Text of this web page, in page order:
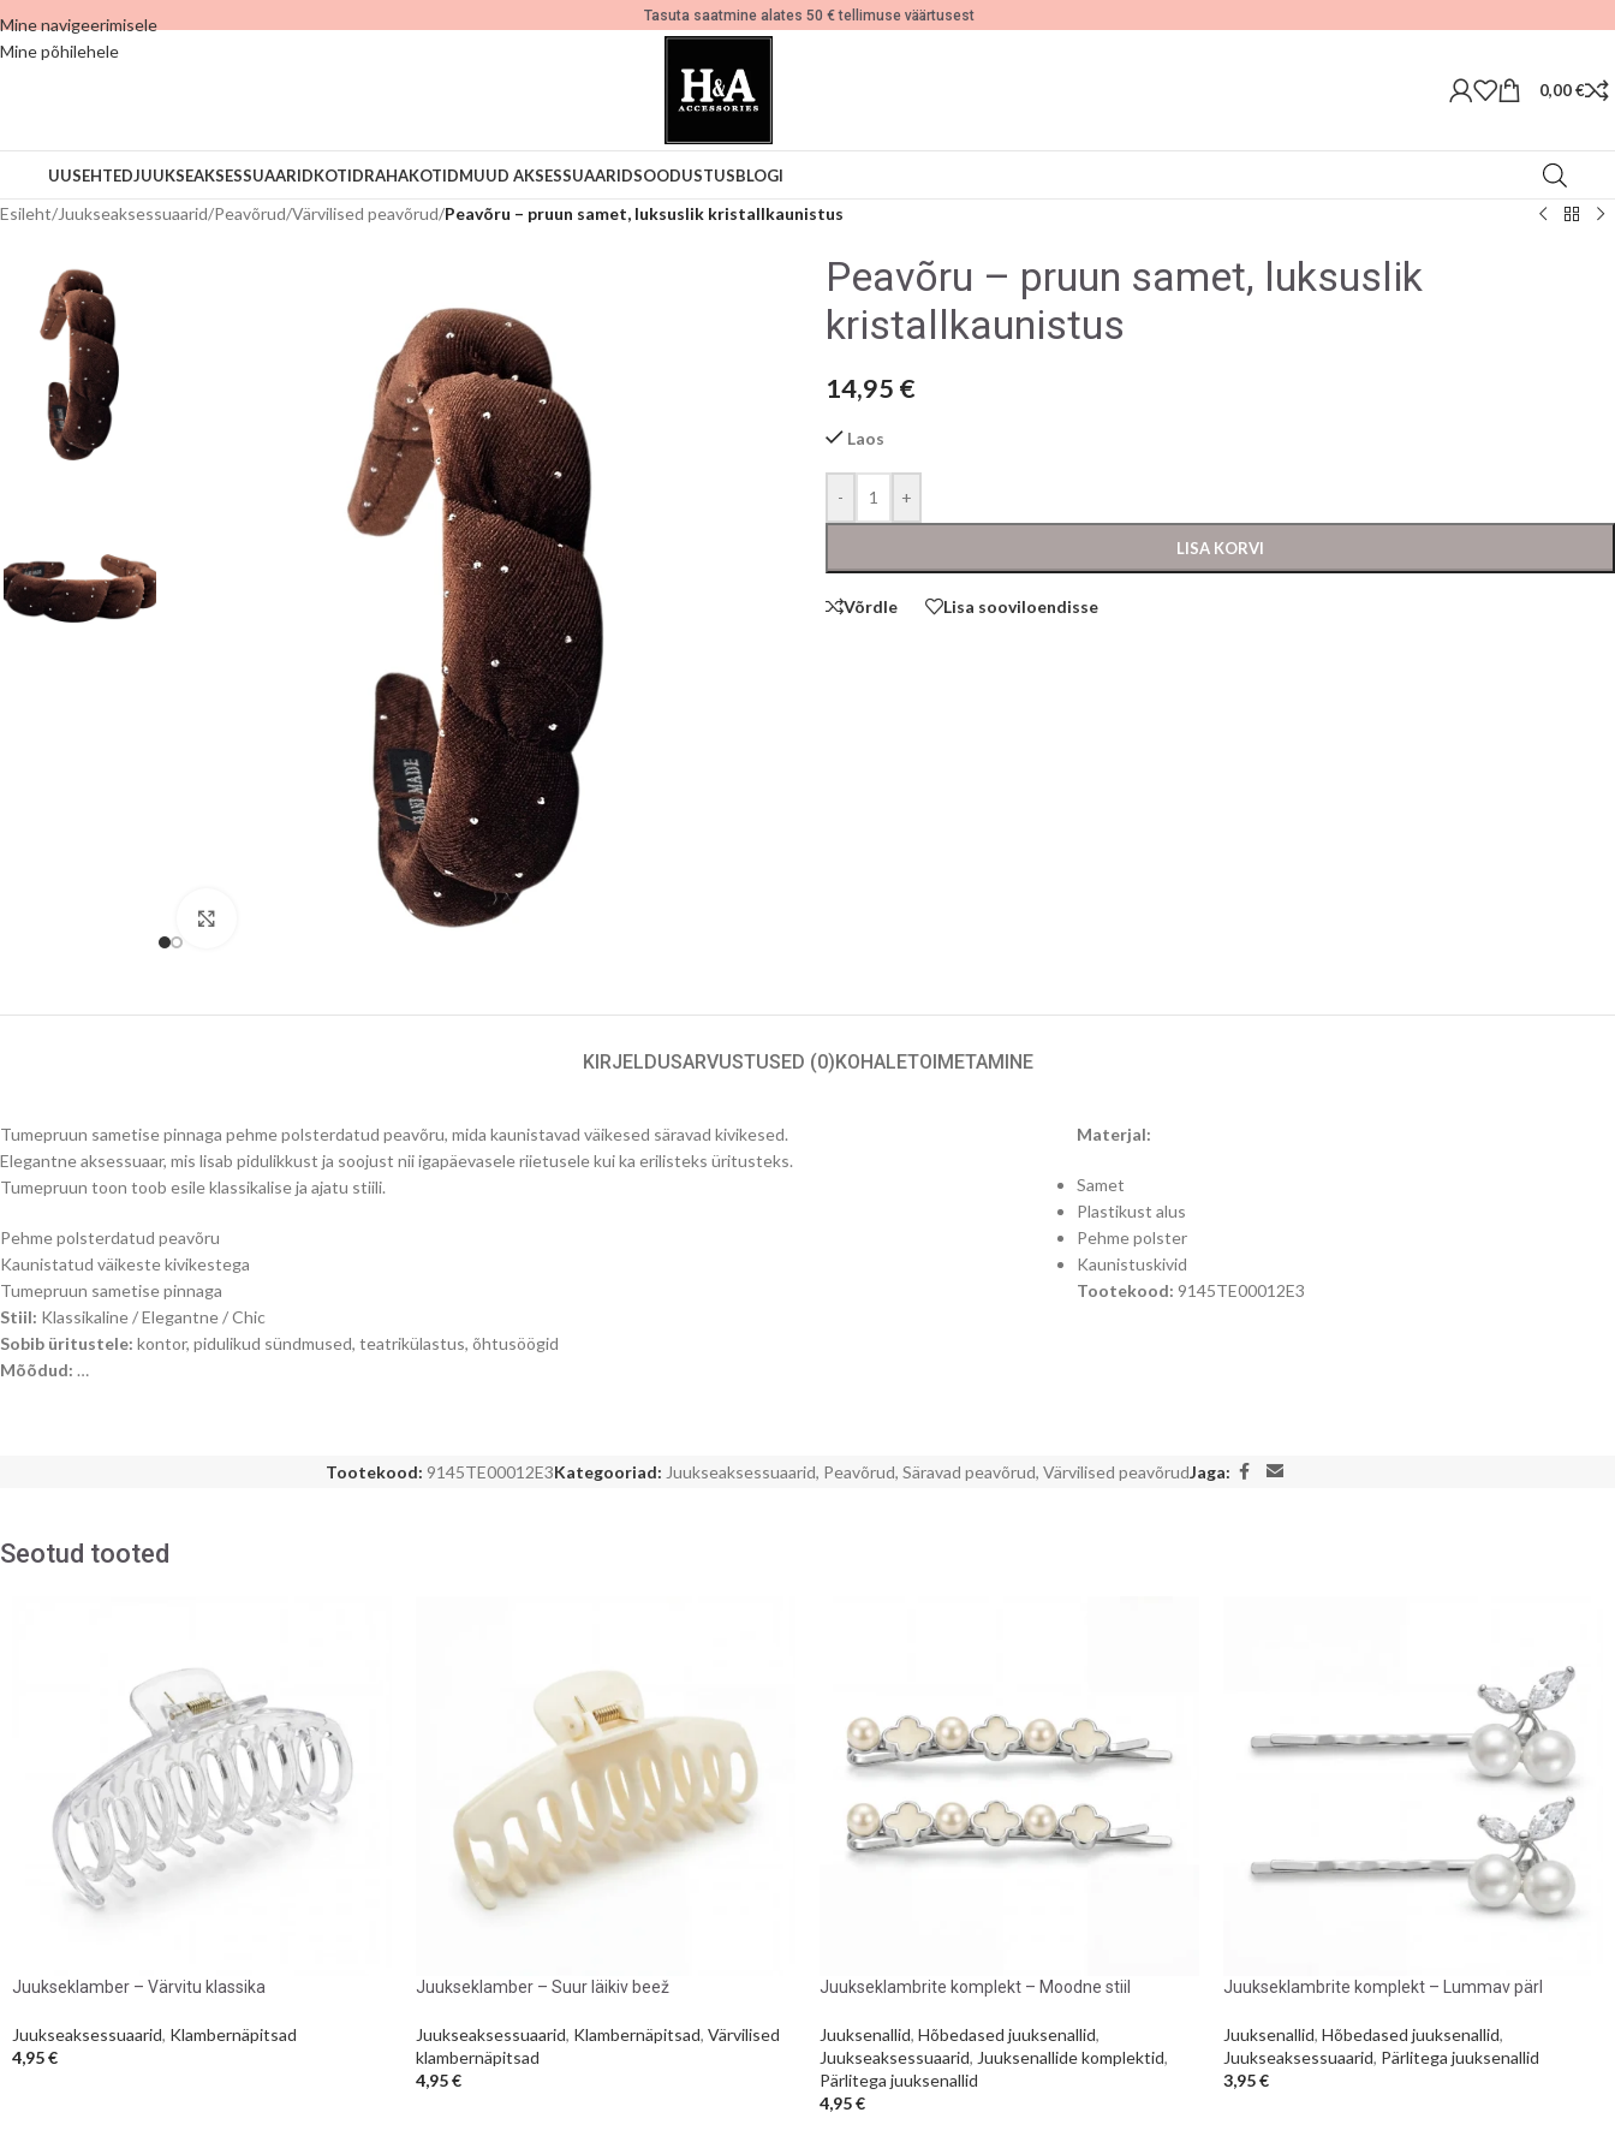
Mine navigeerimisele
Mine põhilehele
Tasuta saatmine alates 50 € tellimuse väärtusest
0,00€
UUSEHTEDJUUKSEAKSESSUAARIDKOTIDRAHAKOTIDMUUD AKSESSUAARIDSOODUSTUSBLOGI
Esileht/Juukseaksessuaarid/Peavõrud/Värvilised peavõrud/Peavõru – pruun samet, luksuslik kristallkaunistus
Klõpsake suurendamiseks
Peavõru – pruun samet, luksuslik
kristallkaunistus
14,95 €
Laos
- +
LISA KORVI
Võrdle Lisa sooviloendisse
KIRJELDUSARVUSTUSED (0) KOHALETOIMETAMINE
Tumepruun sametise pinnaga pehme polsterdatud peavõru, mida kaunistavad väikesed säravad kivikesed.
Elegantne aksessuaar, mis lisab pidulikkust ja soojust nii igapäevasele riietusele kui ka erilisteks üritusteks.
Tumepruun toon toob esile klassikalise ja ajatu stiili.
Pehme polsterdatud peavõru
Kaunistatud väikeste kivikestega
Tumepruun sametise pinnaga
Stiil: Klassikaline / Elegantne / Chic
Sobib üritustele: kontor, pidulikud sündmused, teatrikülastus, õhtusöögid
Mõõdud: …
Materjal:
Samet
Plastikust alus
Pehme polster
Kaunistuskivid
Tootekood: 9145TE00012E3
Tootekood: 9145TE00012E3Kategooriad: Juukseaksessuaarid, Peavõrud, Säravad peavõrud, Värvilised peavõrudJaga:
Seotud tooted
Juukseklamber – Värvitu klassika
Juukseaksessuaarid, Klambernäpitsad
4,95€
Juukseklamber – Suur läikiv beež
Juukseaksessuaarid, Klambernäpitsad, Värvilised
klambernäpitsad
4,95€
Juukseklambrite komplekt – Moodne stiil
Juuksenallid, Hõbedased juuksenallid,
Juukseaksessuaarid, Juuksenallide komplektid,
Pärlitega juuksenallid
4,95€
Juukseklambrite komplekt – Lummav pärl
Juuksenallid, Hõbedased juuksenallid,
Juukseaksessuaarid, Pärlitega juuksenallid
3,95€